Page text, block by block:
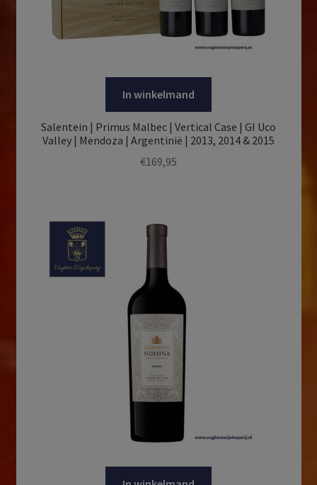
In winkelmand
Salentein | Primus Malbec | Vertical Case | GI Uco
Valley | Mendoza | Argentinië | 2013, 2014 & 2015
€169,95